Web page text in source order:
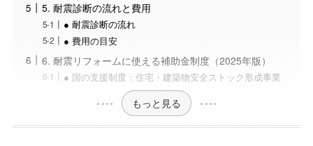
5. 耐震診断の流れと費用
● 耐震診断の流れ
● 費用の目安
6. 耐震リフォームに使える補助金制度（2025年版）
● 国の支援制度：住宅・建築物安全ストック形成事業
もっと見る